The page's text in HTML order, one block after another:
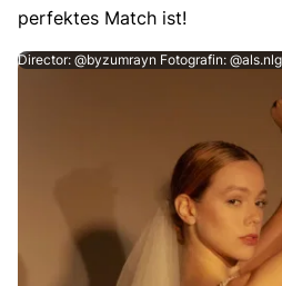
perfektes Match ist!
Director: @byzumrayn Fotografin: